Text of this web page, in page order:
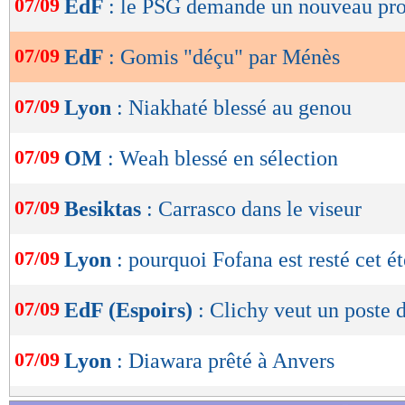
de
OK
07/09 EdF : le PSG demande un nouveau
07/09 EdF : Gomis "déçu" par Ménès
07/09 Lyon : Niakhaté blessé au genou
07/09 OM : Weah blessé en sélection
07/09 Besiktas : Carrasco dans le viseur
07/09 Lyon : pourquoi Fofana est resté cet
07/09 EdF (Espoirs) : Clichy veut un poste
07/09 Lyon : Diawara prêté à Anvers